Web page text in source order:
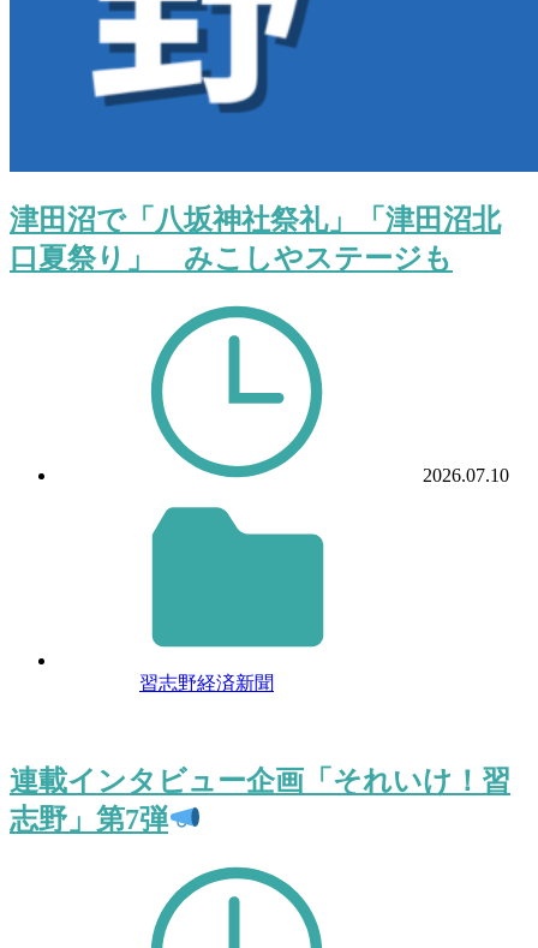
津田沼で「八坂神社祭礼」「津田沼北
口夏祭り」 みこしやステージも
2026.07.10
習志野経済新聞
連載インタビュー企画「それいけ！習
志野」第7弾